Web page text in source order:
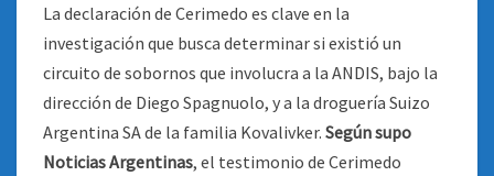
La declaración de Cerimedo es clave en la
investigación que busca determinar si existió un
circuito de sobornos que involucra a la ANDIS, bajo la
dirección de Diego Spagnuolo, y a la droguería Suizo
Argentina SA de la familia Kovalivker. Según supo
Noticias Argentinas, el testimonio de Cerimedo